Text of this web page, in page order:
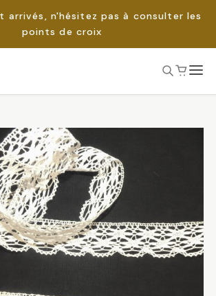
arrivés, n'hésitez pas à consulter les
points de croix